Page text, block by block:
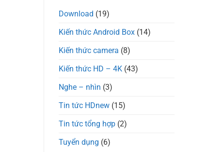
Download (19)
Kiến thức Android Box (14)
Kiến thức camera (8)
Kiến thức HD – 4K (43)
Nghe – nhìn (3)
Tin tức HDnew (15)
Tin tức tổng hợp (2)
Tuyển dụng (6)